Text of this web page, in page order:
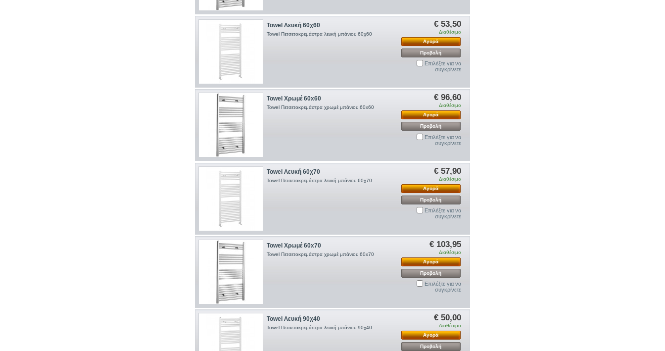
Towel Λευκή 60χ60
Towel Πετσετοκρεμάστρα λευκή μπάνιου 60χ60
€ 53,50
Διαθέσιμο
Αγορά
Προβολή
Επιλέξτε για να
συγκρίνετε
Towel Χρωμέ 60x60
Towel Πετσετοκρεμάστρα χρωμέ μπάνιου 60x60
€ 96,60
Διαθέσιμο
Αγορά
Προβολή
Επιλέξτε για να
συγκρίνετε
Towel Λευκή 60χ70
Towel Πετσετοκρεμάστρα λευκή μπάνιου 60χ70
€ 57,90
Διαθέσιμο
Αγορά
Προβολή
Επιλέξτε για να
συγκρίνετε
Towel Χρωμέ 60x70
Towel Πετσετοκρεμάστρα χρωμέ μπάνιου 60x70
€ 103,95
Διαθέσιμο
Αγορά
Προβολή
Επιλέξτε για να
συγκρίνετε
Towel Λευκή 90χ40
Towel Πετσετοκρεμάστρα λευκή μπάνιου 90χ40
€ 50,00
Διαθέσιμο
Αγορά
Προβολή